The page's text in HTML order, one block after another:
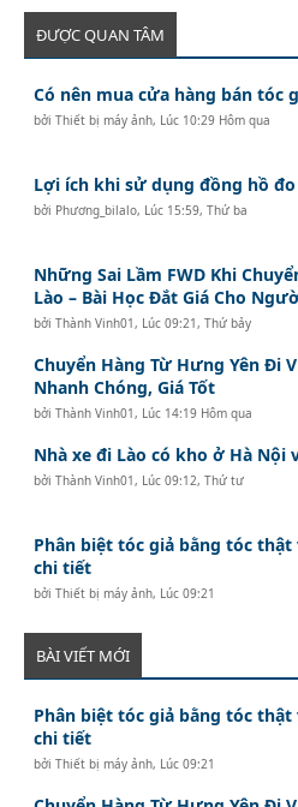
ĐƯỢC QUAN TÂM
Có nên mua cửa hàng bán tóc
bởiThiết bị máy ảnh, Lúc 10:29 Hôm qua
Lợi ích khi sử dụng đồng hồ
bởi Phương_bilalo, Lúc 15:59, Thứ ba
Những Sai Lầm FWD Khi
Lào – Bài Học Đắt Giá Cho
bởiThành Vinh01 , Lúc 09:21, Thứ bảy
Chuyển Hàng Từ Hưng Yên Đi
Nhanh Chóng, Giá Tốt
bởiThành Vinh01 , Lúc 14:19 Hôm qua
Nhà xe đi Lào có kho ở Hà Nội
bởiThành Vinh01 , Lúc 09:12, Thứ tư
Phân biệt tóc giả bằng tóc
chi tiết
bởiThiết bị máy ảnh, Lúc 09:21
BÀI VIẾT MỚI
Phân biệt tóc giả bằng tóc
chi tiết
bởiThiết bị máy ảnh, Lúc 09:21